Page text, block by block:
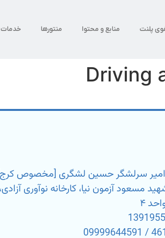
پلنت منابع و محتوا منتورها خدمات
Driving
امیر سرلشگر حسین لشگری [مخصوص
۴